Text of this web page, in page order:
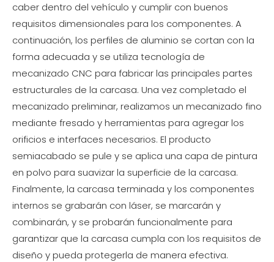
caber dentro del vehículo y cumplir con buenos
requisitos dimensionales para los componentes. A
continuación, los perfiles de aluminio se cortan con la
forma adecuada y se utiliza tecnología de
mecanizado CNC para fabricar las principales partes
estructurales de la carcasa. Una vez completado el
mecanizado preliminar, realizamos un mecanizado fino
mediante fresado y herramientas para agregar los
orificios e interfaces necesarios. El producto
semiacabado se pule y se aplica una capa de pintura
en polvo para suavizar la superficie de la carcasa.
Finalmente, la carcasa terminada y los componentes
internos se grabarán con láser, se marcarán y
combinarán, y se probarán funcionalmente para
garantizar que la carcasa cumpla con los requisitos de
diseño y pueda protegerla de manera efectiva.